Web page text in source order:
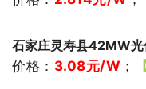
石家庄灵寿县42MW光
价格： 3.08元/W ；